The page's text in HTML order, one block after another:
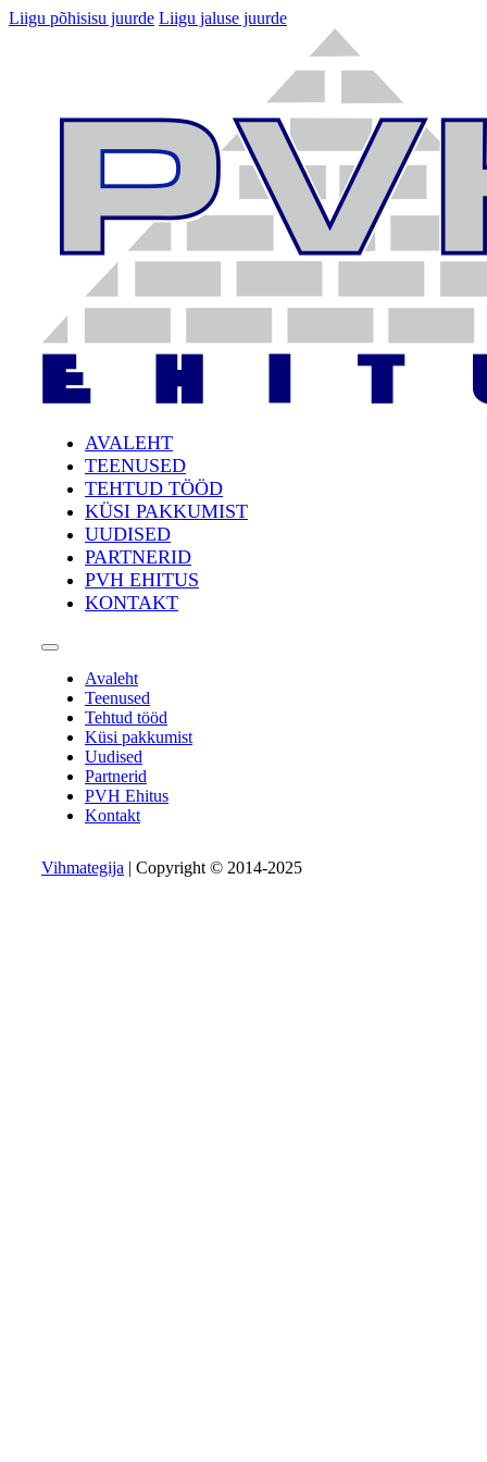
Liigu põhisisu juurde Liigu jaluse juurde
AVALEHT
TEENUSED
TEHTUD TÖÖD
KÜSI PAKKUMIST
UUDISED
PARTNERID
PVH EHITUS
KONTAKT
Avaleht
Teenused
Tehtud tööd
Küsi pakkumist
Uudised
Partnerid
PVH Ehitus
Kontakt
Vihmategija | Copyright © 2014-2025